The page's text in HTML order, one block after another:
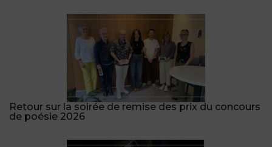
Retour sur la soirée de remise des prix du concours
de poésie 2026